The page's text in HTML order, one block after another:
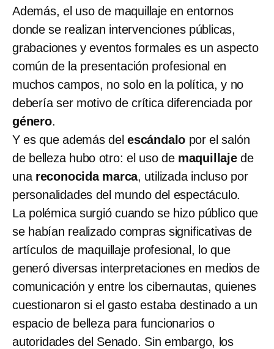
Además, el uso de maquillaje en entornos
donde se realizan intervenciones públicas,
grabaciones y eventos formales es un aspecto
común de la presentación profesional en
muchos campos, no solo en la política, y no
debería ser motivo de crítica diferenciada por
género.
Y es que además del escándalo por el salón
de belleza hubo otro: el uso de maquillajede
una reconocida marca, utilizada incluso por
personalidades del mundo del espectáculo.
La polémica surgió cuando se hizo público que
se habían realizado compras significativas de
artículos de maquillaje profesional, lo que
generó diversas interpretaciones en medios de
comunicación y entre los cibernautas, quienes
cuestionaron si el gasto estaba destinado a un
espacio de belleza para funcionarios o
autoridades del Senado. Sin embargo, los